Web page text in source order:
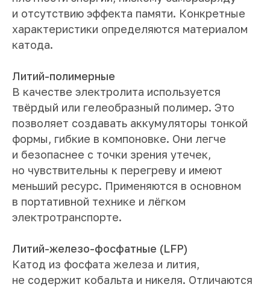
и отсутствию эффекта памяти. Конкретные
характеристики определяются материалом
катода.
Литий-полимерные
В качестве электролита используется
твёрдый или гелеобразный полимер. Это
позволяет создавать аккумуляторы тонкой
формы, гибкие в компоновке. Они легче
и безопаснее с точки зрения утечек,
но чувствительны к перегреву и имеют
меньший ресурс. Применяются в основном
в портативной технике и лёгком
электротранспорте.
Литий-железо-фосфатные (LFP)
Катод из фосфата железа и лития,
не содержит кобальта и никеля. Отличаются